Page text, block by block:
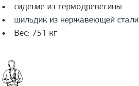
сидение из термодревесины
шильдик из нержавеющей стали
Вес: 751 кг